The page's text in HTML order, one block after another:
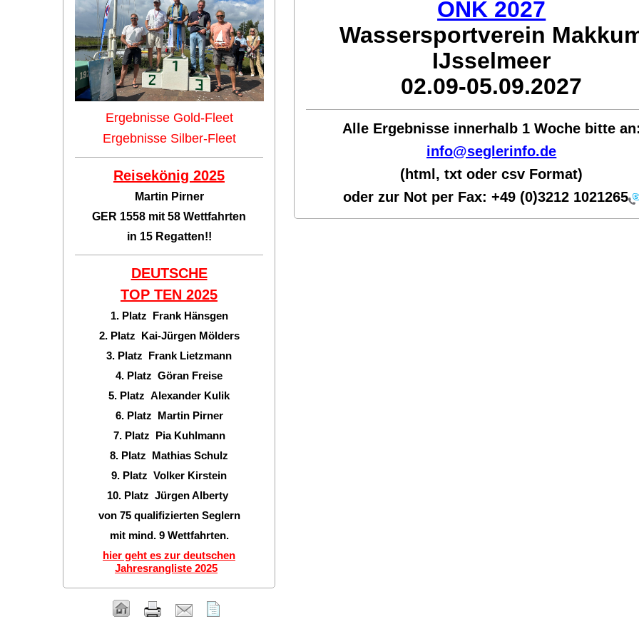
ONK 2027
Wassersportverein
IJsselmeer
02.09-05.09.2027
Alle Ergebnisse innerhalb 1 Woche bitte
info@seglerinfo.de
(html, txt oder csv Format)
oder zur Not per Fax:+49 (0)3212 1021265
Ergebnisse Gold-Fleet
Ergebnisse Silber-Fleet
Reisekönig 2025
Martin Pirner
GER 1558 mit 58 Wettfahrten
in 15 Regatten!!
DEUTSCHE
TOP TEN 2025
1. Platz Frank Hänsgen
2. Platz Kai-Jürgen Mölders
3. Platz Frank Lietzmann
4. Platz Göran Freise
5. Platz Alexander Kulik
6. Platz Martin Pirner
7. Platz Pia Kuhlmann
8. Platz Mathias Schulz
9. Platz Volker Kirstein
10. Platz Jürgen Alberty
von 75 qualifizierten Seglern
mit mind. 9 Wettfahrten.
hier geht es zur deutschen
Jahresrangliste 2025